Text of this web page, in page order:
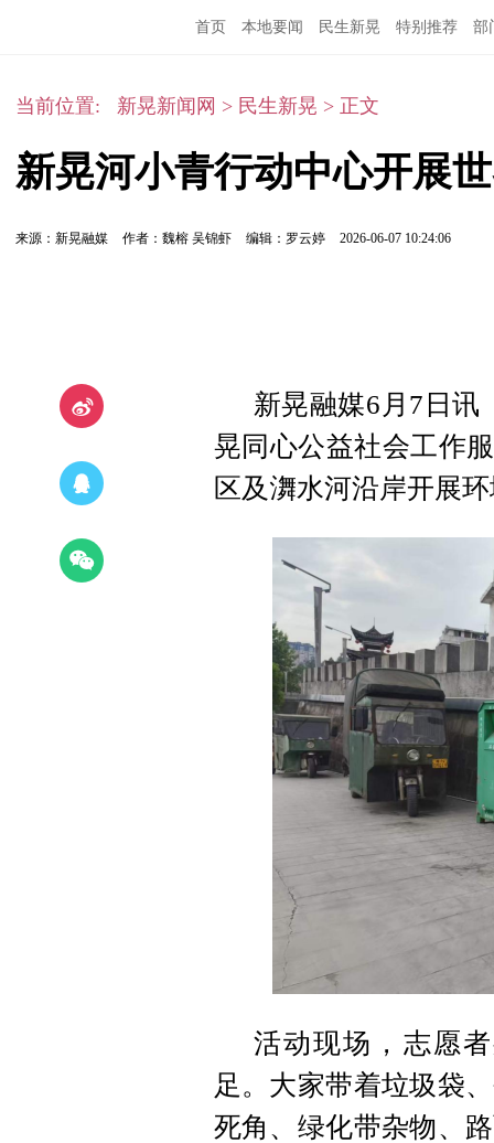
首页 本地要闻 民生新晃 特别推荐 部
当前位置: 新晃新闻网 > 民生新晃 > 正文
新晃河小青行动中心开展
来源：新晃融媒 作者：魏榕 吴锦虾 编辑：罗云婷 2026-06-07 10:24:06
新晃融媒6月7日讯
晃同心公益社会工作
区及㵲水河沿岸开展
活动现场，志愿
足。大家带着垃圾袋
死角、绿化带杂物、